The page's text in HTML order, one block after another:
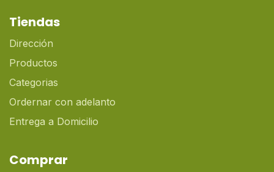
Tiendas
Dirección
Productos
Categorias
Ordernar con adelanto
Entrega a Domicilio
Comprar